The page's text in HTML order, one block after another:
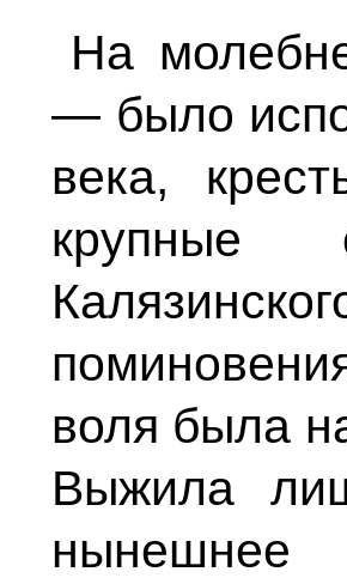
На
— было
века,
крупные
воля была
Выжила
нынешнее